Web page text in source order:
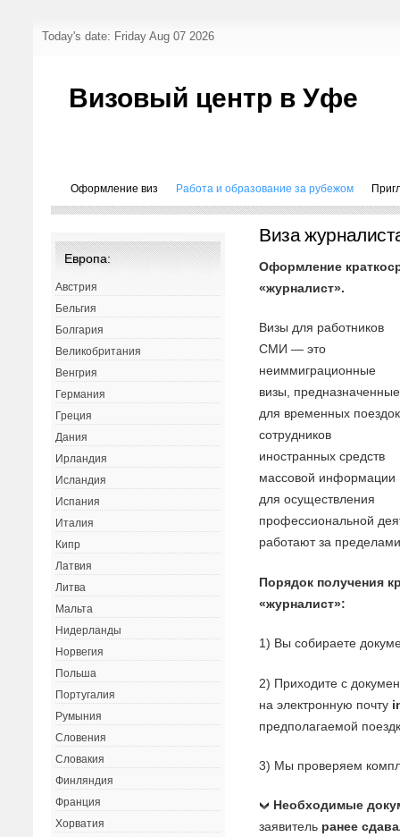
Today's date: Friday Aug 07 2026
Визовый центр в Уфе
Оформление виз Работа и образование за рубежом
Виза
Оформление
«журналист».
Визы для работников
СМИ — это
неиммиграционные
визы, предназначенные
для временных поездок
сотрудников
иностранных средств
массовой информации
для осуществления
профессиональной
работают за
Порядок получения
«журналист»:
1) Вы собираете
2) Приходите с
на электронную почту
предполагаемой
3) Мы проверяем
Необходимые
заявитель ранее
Европа:
Австрия
Бельгия
Болгария
Великобритания
Венгрия
Германия
Греция
Дания
Ирландия
Исландия
Испания
Италия
Кипр
Латвия
Литва
Мальта
Нидерланды
Норвегия
Польша
Португалия
Румыния
Словения
Словакия
Финляндия
Франция
Хорватия